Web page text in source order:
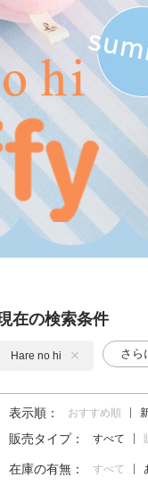
在の検索条件
Hare no hi さら
表示順： おすすめ順
販売タイプ： すべて
在庫の有無： すべて